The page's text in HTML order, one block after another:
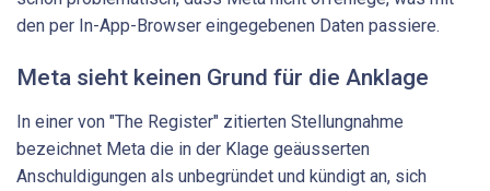
den per In-App-Browser eingegebenen Daten passiere.
Meta sieht keinen Grund für die Anklage
In einer von "The Register" zitierten Stellungnahme
bezeichnet Meta die in der Klage geäusserten
Anschuldigungen als unbegründet und kündigt an, sich